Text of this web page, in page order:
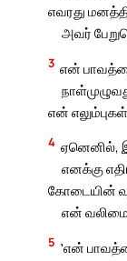
எவரது
அவர்
3 என்
என்
4 ஏனெனில்,
எனக்கு
கோடையின்
என்
5 ‛என்